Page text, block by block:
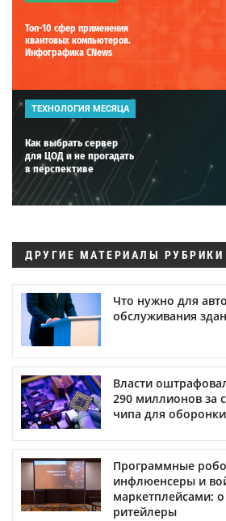
Топ-10 сфер применения
квантовых компьютеров.
Инфографика CNews
ТЕХНОЛОГИЯ МЕСЯЦА
Как выбрать сервер
для ЦОД и не прогадать
в перспективе
ДРУГИЕ МАТЕРИАЛЫ РУБРИКИ
Что нужно для
обслуживания
Власти
290 миллионов за
чипа для
Программные
инфлюенсеры и
маркетплейсами:
ритейлеры